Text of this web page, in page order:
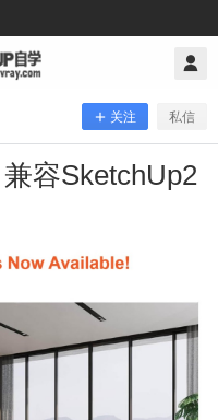
关注 私信
容SketchUp2
容SketchUp20